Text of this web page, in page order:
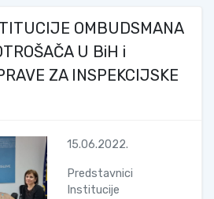
OMBUDSMANA
U BiH i
ZA INSPEKCIJSKE
15.06.2022.
Predstavnici
Institucije